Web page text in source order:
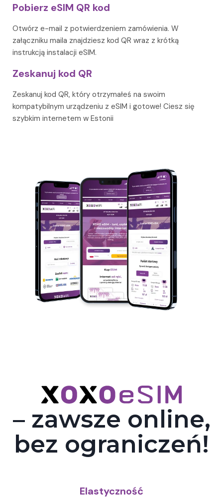
Pobierz eSIM QR kod
Otwórz e-mail z potwierdzeniem zamówienia. W
załączniku maila znajdziesz kod QR wraz z krótką
instrukcją instalacji eSIM.
Zeskanuj kod QR
Zeskanuj kod QR, który otrzymałeś na swoim
kompatybilnym urządzeniu z eSIM i gotowe! Ciesz się
szybkim internetem w Estonii
– zawsze online,
bez ograniczeń!
Elastyczność